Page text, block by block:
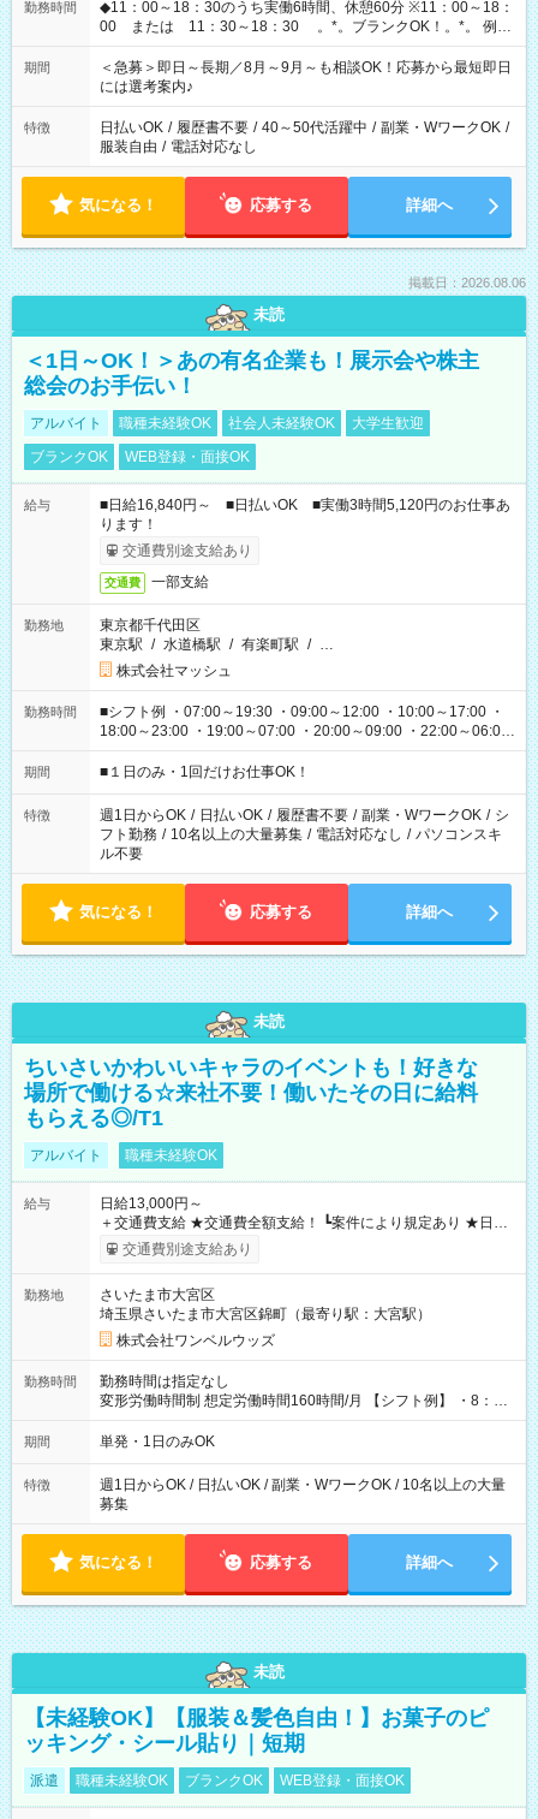
勤務時間
◆11：00～18：30のうち実働6時間、休憩60分 ※11：00～18：
00 または 11：30～18：30 。*。ブランクOK！。*。 例え
ば前職が、 在宅/財団法人/事務/コールセンター/受付/販売/カフェ
スタッフ スイーツ販売/ホテルフロント/化粧品販売/など 様々な
業界から入社して活躍されています♪
期間
＜急募＞即日～長期／8月～9月～も相談OK！応募から最短即日
には選考案内♪
特徴 日払いOK / 履歴書不要 / 40～50代活躍中 / 副業・WワークOK /
服装自由 / 電話対応なし
気になる！ 応募する 詳細へ
掲載日：2026.08.06
未読
＜1日～OK！＞あの有名企業も！展示会や株主
総会のお手伝い！
アルバイト 職種未経験OK 社会人未経験OK
大学生歓迎
ブランクOK
WEB登録・面接OK
給与
■日給16,840円～ ■日払いOK ■実働3時間5,120円のお仕事あ
ります！
交通費別途支給あり
交通費 一部支給
勤務地
東京都千代田区
東京駅 / 水道橋駅 / 有楽町駅 / …
株式会社マッシュ
勤務時間
■シフト例 ・07:00～19:30 ・09:00～12:00 ・10:00～17:00 ・
18:00～23:00 ・19:00～07:00 ・20:00～09:00 ・22:00～06:00
etc ★最短で3時間で5,120円のお仕事から 15時間で2万円近く稼
げるお仕事も！ ご希望のお時間に合わせてご紹介！ ※シフトは
ください！
期間 ■１日のみ・1回だけお仕事OK！
特徴 週1日からOK / 日払いOK / 履歴書不要 / 副業・WワークOK / シ
フト勤務 / 10名以上の大量募集 / 電話対応なし / パソコンスキ
ル不要
気になる！ 応募する 詳細へ
未読
ちいさいかわいいキャラのイベントも！好きな
場所で働ける☆来社不要！働いたその日に給料
もらえる◎/T1
アルバイト 職種未経験OK
給与
日給13,000円～
＋交通費支給 ★交通費全額支給！ ┗案件により規定あり ★日払
いOK！（規定あり） ┗働いたその日に現金GET♪ お仕事後はコ
ンビニATMから 日払い分を引き落とせます！ 【試用期間】試
交通費別途支給あり
勤務地
さいたま市大宮区
埼玉県さいたま市大宮区錦町（最寄り駅：大宮駅）
株式会社ワンベルウッズ
勤務時間
勤務時間は指定なし
変形労働時間制 想定労働時間160時間/月 【シフト例】 ・8：00
～21：00
期間 単発・1日のみOK
特徴
週1日からOK / 日払いOK / 副業・WワークOK / 10名以上の大量
募集
気になる！ 応募する 詳細へ
未読
【未経験OK】【服装＆髪色自由！】お菓子のピ
ッキング・シール貼り｜短期
派遣 職種未経験OK ブランクOK WEB登録・面接OK